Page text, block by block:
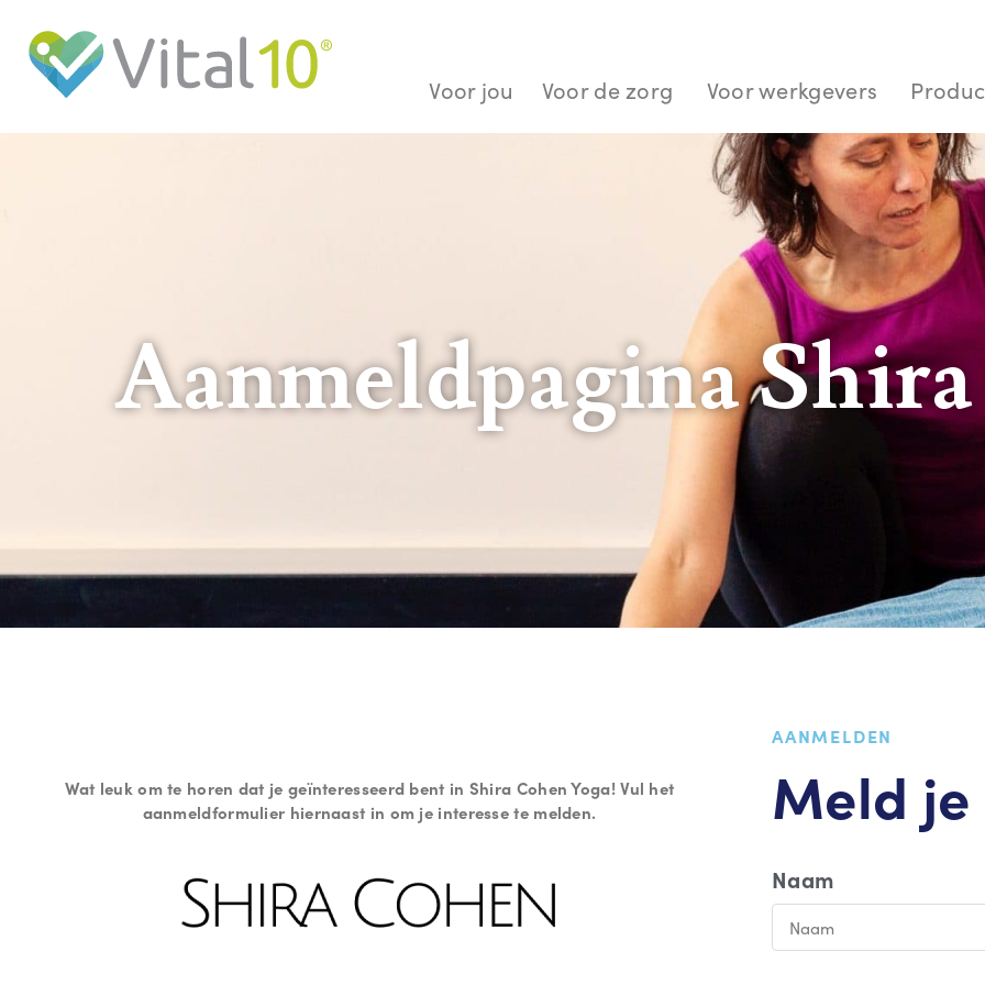
Voor jou Voor de zorg Voor werkgevers
Aanmeldpagina
Wat leuk om te horen dat je geïnteresseerd bent in Shira Cohen Yoga!Vul het
aanmeldformulier hiernaast in om je interesse te melden.
AANMELDEN
Meld
Naam